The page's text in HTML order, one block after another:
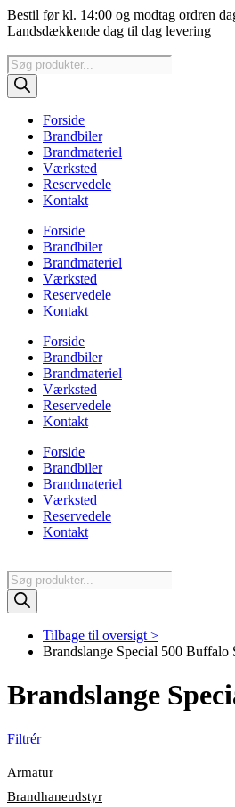
Videre
til
Bestil før kl. 14:00 og modtag ordren
Landsdækkende dag til dag levering
Products
search
Forside
Brandbiler
Brandmateriel
Værksted
Reservedele
Kontakt
Forside
Brandbiler
Brandmateriel
Værksted
Reservedele
Kontakt
Forside
Brandbiler
Brandmateriel
Værksted
Reservedele
Kontakt
Forside
Brandbiler
Brandmateriel
Værksted
Reservedele
Kontakt
Products
search
Tilbage til oversigt >
Brandslange Special 500 Buffalo
Brandslange
Filtrér
Armatur
Brandhaneudstyr